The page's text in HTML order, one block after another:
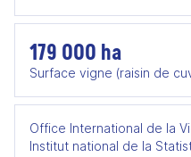
179 000 ha
Surface vigne (raisin de
Office International de la
Institut national de la